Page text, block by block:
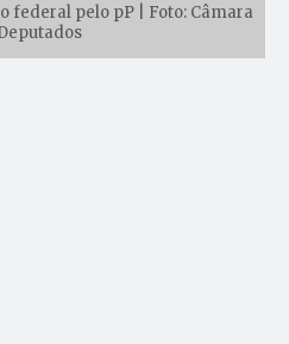
federal pelo pP | Foto: Câmara